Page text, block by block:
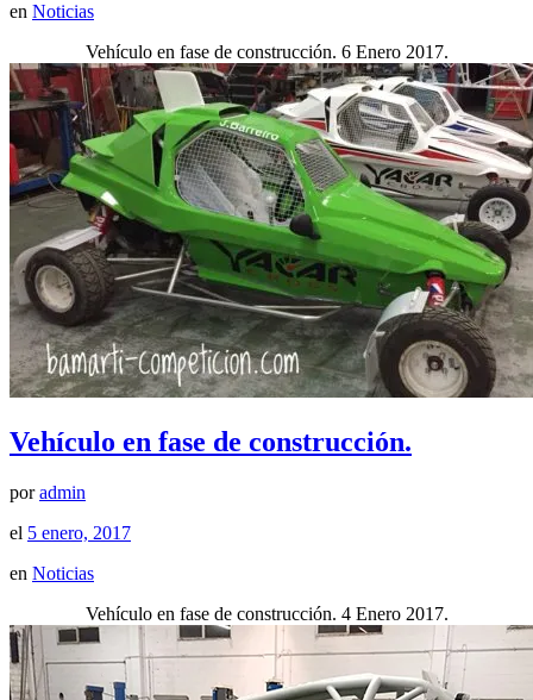
en Noticias
Vehículo en fase de construcción. 6 Enero 2017.
Vehículo en fase de construcción.
poradmin
el 5 enero, 2017
en Noticias
Vehículo en fase de construcción. 4 Enero 2017.